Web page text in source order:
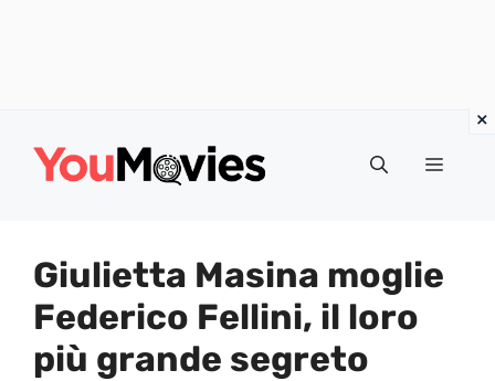
Menu
Giulietta Masina moglie
Federico Fellini, il loro
più grande segreto